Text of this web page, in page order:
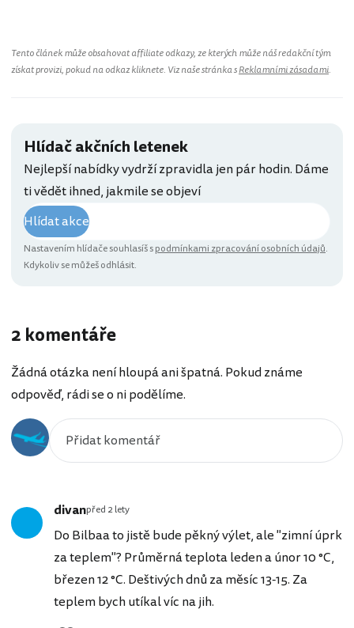
Tento článek může obsahovat affiliate odkazy, ze kterých může náš redakční tým
získat provizi, pokud na odkaz kliknete. Viz naše stránka sReklamními zásadami.
Hlídač akčních letenek
Nejlepší nabídky vydrží zpravidla jen pár hodin. Dáme
ti vědět ihned, jakmile se objeví
Hlídat akce
Nastavením hlídače souhlasíš spodmínkami zpracování osobních údajů.
Kdykoliv se můžeš odhlásit.
2 komentáře
Žádná otázka není hloupá ani špatná. Pokud známe
odpověď, rádi se o ni podělíme.
divanpřed 2 lety
Do Bilbaa to jistě bude pěkný výlet, ale "zimní úprk
za teplem"? Průměrná teplota leden a únor 10 °C,
březen 12 °C. Deštivých dnů za měsíc 13-15. Za
teplem bych utíkal víc na jih.